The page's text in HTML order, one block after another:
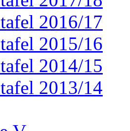
2016/17
2015/16
2014/15
2013/14